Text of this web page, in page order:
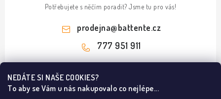
NEDÁTE SI NAŠE COOKIES?
To aby se Vám u nás nakupovalo co nejlépe...
Potřebujete s něčím poradit? Jsme tu pro vás!
prodejna@battente.cz
777 951 911
Z
Informace pro vás